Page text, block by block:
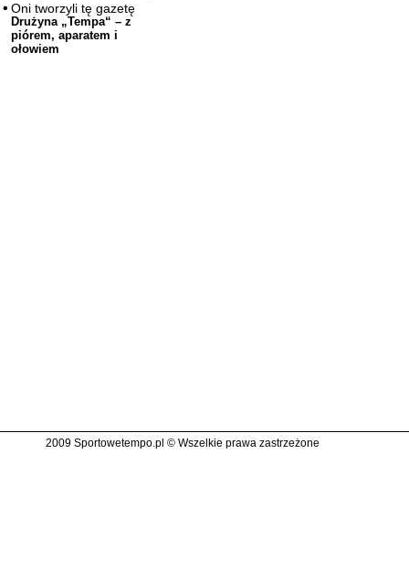
Oni tworzyli tę gazetę
Drużyna „Tempa“ – z
piórem, aparatem i
ołowiem
2009 Sportowetempo.pl © Wszelkie prawa zastrzeżone